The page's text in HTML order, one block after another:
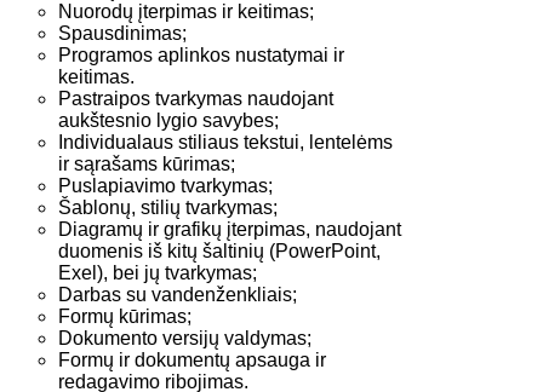
Nuorodų įterpimas ir keitimas;
Spausdinimas;
Programos aplinkos nustatymai ir
keitimas.
Pastraipos tvarkymas naudojant
aukštesnio lygio savybes;
Individualaus stiliaus tekstui, lentelėms
ir sąrašams kūrimas;
Puslapiavimo tvarkymas;
Šablonų, stilių tvarkymas;
Diagramų ir grafikų įterpimas, naudojant
duomenis iš kitų šaltinių (PowerPoint,
Exel), bei jų tvarkymas;
Darbas su vandenženkliais;
Formų kūrimas;
Dokumento versijų valdymas;
Formų ir dokumentų apsauga ir
redagavimo ribojimas.